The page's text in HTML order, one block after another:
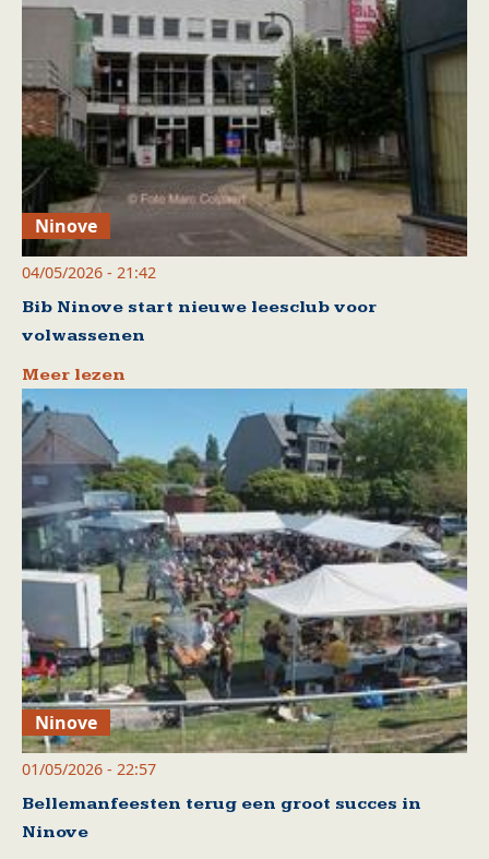
Ninove
04/05/2026 - 21:42
Bib Ninove start nieuwe leesclub voor
volwassenen
Meer lezen
Ninove
01/05/2026 - 22:57
Bellemanfeesten terug een groot succes in
Ninove